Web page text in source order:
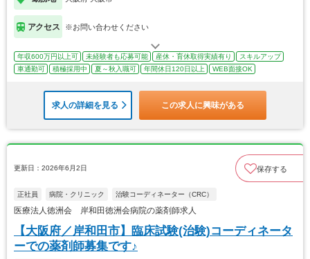
アクセス ※お問い合わせください
年収600万円以上可 未経験者も応募可能 産休・育休取得実績有り
スキルアップ
車通勤可
積極採用中 夏～秋入職可 年間休日120日以上 WEB面接OK
求人の詳細を見る この求人に興味がある
更新日：2026年6月2日 保存する
正社員 病院・クリニック 治験コーディネーター（CRC）
医療法人徳洲会 岸和田徳洲会病院の薬剤師求人
【大阪府／岸和田市】臨床試験(治験)コーディネータ
ーでの薬剤師募集です♪